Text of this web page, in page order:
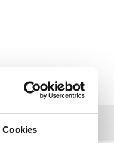
Cookies